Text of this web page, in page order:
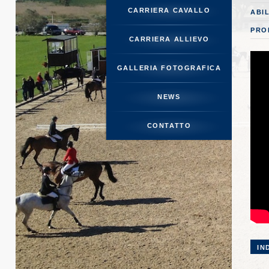
CARRIERA CAVALLO
CARRIERA ALLIEVO
GALLERIA FOTOGRAFICA
NEWS
CONTATTO